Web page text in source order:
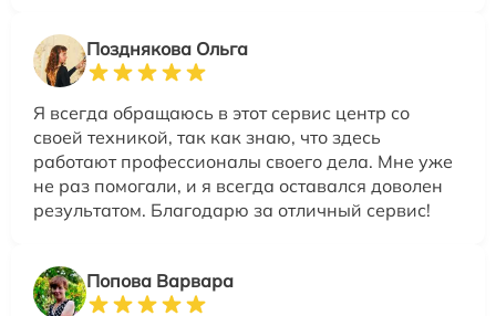
Позднякова Ольга
Я всегда обращаюсь в этот сервис центр со
своей техникой, так как знаю, что здесь
работают профессионалы своего дела. Мне уже
не раз помогали, и я всегда оставался доволен
результатом. Благодарю за отличный сервис!
Попова Варвара